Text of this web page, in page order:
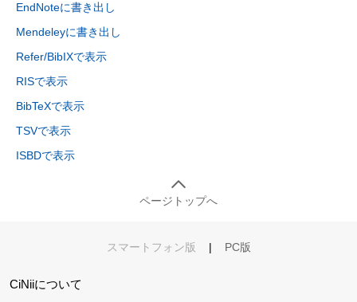
EndNoteに書き出し
Mendeleyに書き出し
Refer/BibIXで表示
RISで表示
BibTeXで表示
TSVで表示
ISBDで表示
ページトップへ
スマートフォン版 | PC版
CiNiiについて